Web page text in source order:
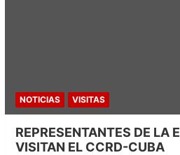
NOTICIAS VISITAS
REPRESENTANTES DE LA
VISITAN EL CCRD-CUBA